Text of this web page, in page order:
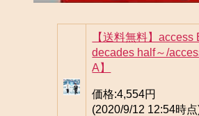
【送料無料】
decades half～/
A】
価格:4,554円
(2020/9/12 12:54時